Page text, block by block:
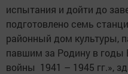
испытания и дойти до
подготовлено семь
районный дом культуры,
павшим за Родину в годы
войны 1941 – 1945 гг.»,